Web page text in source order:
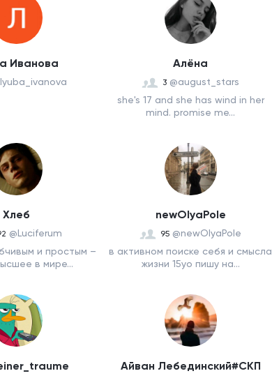
Иванова Алёна
3 @august_stars
she's 17 and she has wind in her
mind. promise me...
Хлеб
@Luciferum
и простым –
в мире...
newOlyaPole
95 @newOlyaPole
в активном поиске себя и смысла
жизни 15yo пишу на...
Айван Лебединский#СКП